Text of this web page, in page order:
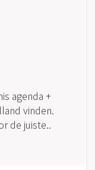
agenda +
vinden.
de juiste..